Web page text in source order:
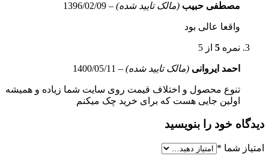
مصطفی حبیب (مالک تایید شده) –
1396/02/09
واقعا عالی بود
نمره 5 از 5
احمد ایروانی (مالک تایید شده) –
1400/05/11
تنوع محصول و اختلاف قیمت روی سایت شما زیاده و همیشه
اولین جایی هست که برای خرید چک میکنم
دیدگاه خود را بنویسید
امتیاز شما *